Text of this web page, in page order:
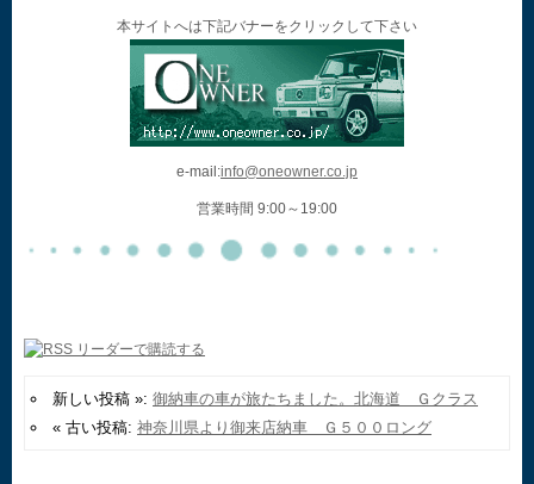
本サイトへは下記バナーをクリックして下さい
e-mail:info@oneowner.co.jp
営業時間 9:00～19:00
新しい投稿 »: 御納車の車が旅たちました。北海道 Ｇクラス
« 古い投稿: 神奈川県より御来店納車 Ｇ５００ロング